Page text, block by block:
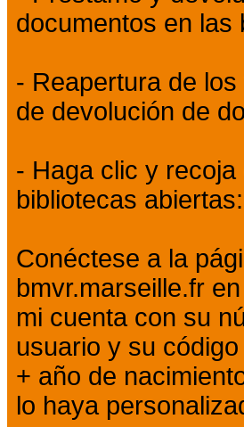
documentos en las
- Reapertura de
de devolución de
- Haga clic y recoja
bibliotecas abiertas:
Conéctese a la
bmvr.marseille.fr
mi cuenta con su
usuario y su
+ año de
lo haya